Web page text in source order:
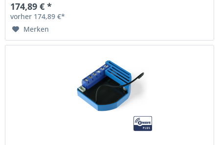
174,89 € *
vorher 174,89 €*
Merken